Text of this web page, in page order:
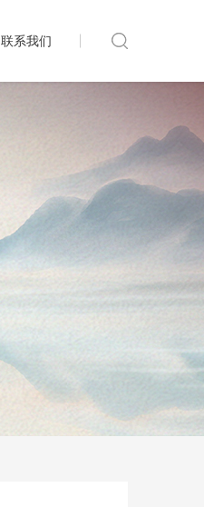
联系我们